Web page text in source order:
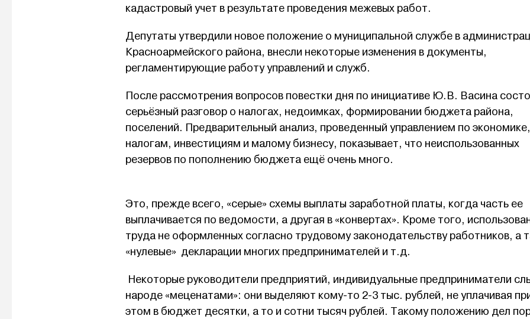
кадастровый учет в результате проведения межевых работ.
Депутаты утвердили новое положение о муниципальной службе в
Красноармейского района, внесли некоторые изменения в документы,
регламентирующие работу управлений и служб.
После рассмотрения вопросов повестки дня по инициативе Ю.В. Васина
серьёзный разговор о налогах, недоимках, формировании бюджета района,
поселений. Предварительный анализ, проведенный управлением по экономике,
налогам, инвестициям и малому бизнесу, показывает, что неиспользованных
резервов по пополнению бюджета ещё очень много.
Это, прежде всего, «серые» схемы выплаты заработной платы, когда часть ее
выплачивается по ведомости, а другая в «конвертах». Кроме того,
труда не оформленных согласно трудовому законодательству работников, а
«нулевые» декларации многих предпринимателей и т.д.
Некоторые руководители предприятий, индивидуальные предприниматели
народе «меценатами»: они выделяют кому-то 2-3 тыс. рублей, не уплачивая
этом в бюджет десятки, а то и сотни тысяч рублей. Такому положению дел